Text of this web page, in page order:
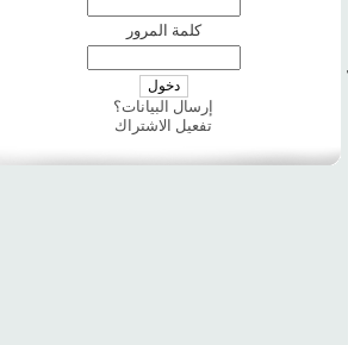
كلمة المرور
إرسال البيانات؟
تفعيل الاشتراك